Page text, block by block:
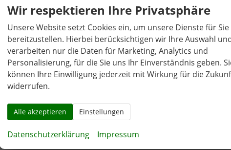
Stabilitäts-Programm (ESP), Reifendruckkontrolle
Leichtmetallfelge
Wir respektieren Ihre Privatsphäre
Unsere Website setzt Cookies ein, um unsere Dienste für Sie
bereitzustellen. Hierbei berücksichtigen wir Ihre Auswahl
verarbeiten nur die Daten für Marketing, Analytics und
Personalisierung, für die Sie uns Ihr Einverständnis geben.
können Ihre Einwilligung jederzeit mit Wirkung für die
widerrufen.
Alle akzeptieren Einstellungen
Datenschutzerklärung Impressum